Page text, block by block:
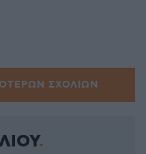
ΣΧΟΛΙΩΝ